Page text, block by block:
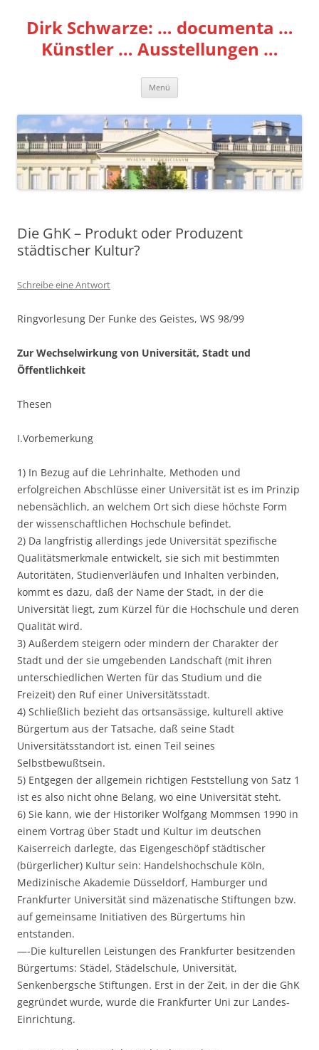
springen
Dirk Schwarze: … documenta …
Künstler … Ausstellungen …
Menü
Die GhK – Produkt oder Produzent
städtischer Kultur?
Schreibe eine Antwort
Ringvorlesung Der Funke des Geistes, WS 98/99
Zur Wechselwirkung von Universität, Stadt und
Öffentlichkeit
Thesen
I.Vorbemerkung
1) In Bezug auf die Lehrinhalte, Methoden und
erfolgreichen Abschlüsse einer Universität ist es im Prinzip
nebensächlich, an welchem Ort sich diese höchste Form
der wissenschaftlichen Hochschule befindet.
2) Da langfristig allerdings jede Universität spezifische
Qualitätsmerkmale entwickelt, sie sich mit bestimmten
Autoritäten, Studienverläufen und Inhalten verbinden,
kommt es dazu, daß der Name der Stadt, in der die
Universität liegt, zum Kürzel für die Hochschule und deren
Qualität wird.
3) Außerdem steigern oder mindern der Charakter der
Stadt und der sie umgebenden Landschaft (mit ihren
unterschiedlichen Werten für das Studium und die
Freizeit) den Ruf einer Universitätsstadt.
4) Schließlich bezieht das ortsansässige, kulturell aktive
Bürgertum aus der Tatsache, daß seine Stadt
Universitätsstandort ist, einen Teil seines
Selbstbewußtsein.
5) Entgegen der allgemein richtigen Feststellung von Satz 1
ist es also nicht ohne Belang, wo eine Universität steht.
6) Sie kann, wie der Historiker Wolfgang Mommsen 1990 in
einem Vortrag über Stadt und Kultur im deutschen
Kaiserreich darlegte, das Eigengeschöpf städtischer
(bürgerlicher) Kultur sein: Handelshochschule Köln,
Medizinische Akademie Düsseldorf, Hamburger und
Frankfurter Universität sind mäzenatische Stiftungen bzw.
auf gemeinsame Initiativen des Bürgertums hin
entstanden.
—-Die kulturellen Leistungen des Frankfurter besitzenden
Bürgertums: Städel, Städelschule, Universität,
Senkenbergsche Stiftungen. Erst in der Zeit, in der die GhK
gegründet wurde, wurde die Frankfurter Uni zur Landes-
Einrichtung.